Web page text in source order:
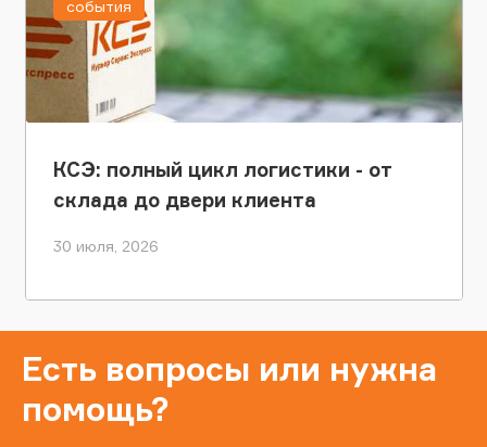
КСЭ: полный цикл логистики - от
склада до двери клиента
30 июля, 2026
события
Есть вопросы или нужна
помощь?